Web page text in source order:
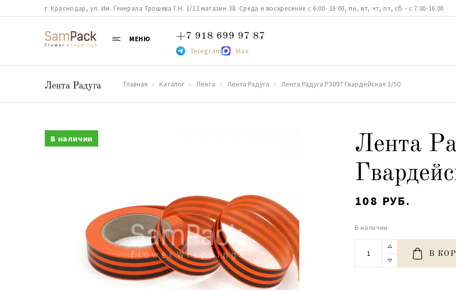
г. Краснодар, ул. Им. Генерала Трошева Г.Н. 1/12 магазин 38. Среда и воскресение с 6:00- 16:00, пн, вт, чт, пт, сб - с 7:00-16:00
МЕНЮ +7 918 699 97 87
Telegram Max
Лента Радуга Главная Каталог Лента Лента Радуга Лента Радуга Р3097 Гвардейская 3/50
В наличии
Лента
108 РУБ.
В наличии
В